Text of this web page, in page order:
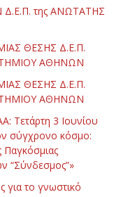
της ΑΝΩΤΑΤΗΣ
ΘΕΣΗΣ Δ.Ε.Π.
ΑΘΗΝΩΝ
ΘΕΣΗΣ Δ.Ε.Π.
ΑΘΗΝΩΝ
Τετάρτη 3 Ιουνίου
σύγχρονο κόσμο:
Παγκόσμιας
“Σύνδεσμος”»
για το γνωστικό